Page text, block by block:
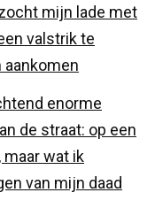
mijn lade met
valstrik te
enorme
de straat: op een
wat ik
van mijn daad